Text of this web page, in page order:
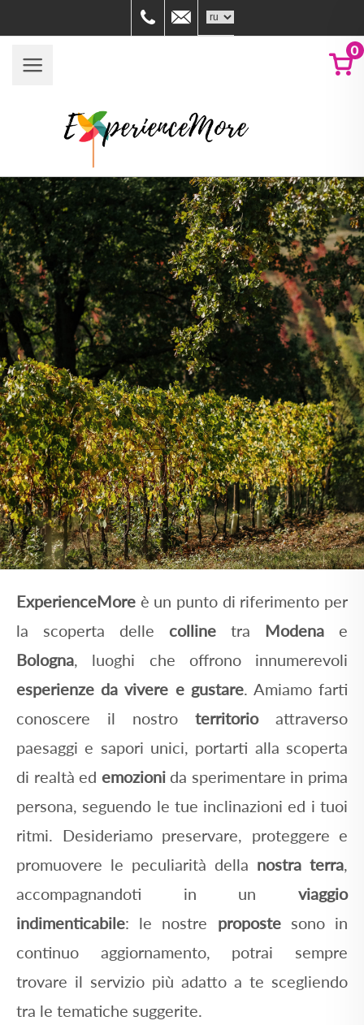
059758880info@experiencemore.it
0
ExperienceMore è un punto di riferimento per
la scoperta delle colline tra Modena e
Bologna , luoghi che offrono innumerevoli
esperienze da vivere e gustare. Amiamo farti
conoscere il nostro territorioattraverso
paesaggi e sapori unici, portarti alla scoperta
di realtà ed emozionida sperimentare in prima
persona, seguendo le tue inclinazioni ed i tuoi
ritmi. Desideriamo preservare, proteggere e
promuovere le peculiarità della nostra terra
accompagnandoti in un viaggio
indimenticabile: le nostre propostesono in
continuo aggiornamento, potrai sempre
trovare il servizio più adatto a te scegliendo
tra le tematiche suggerite.